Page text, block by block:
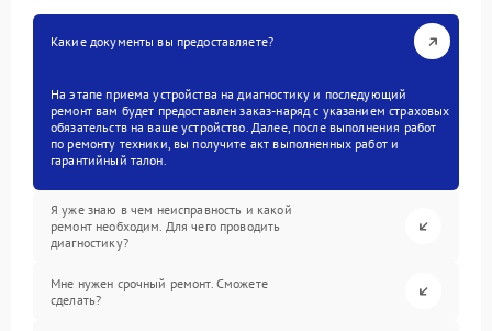
Какие документы вы предоставляете?
На этапе приема устройства на диагностику и последующий
ремонт вам будет предоставлен заказ-наряд с указанием страховых
обязательств на ваше устройство. Далее, после выполнения работ
по ремонту техники, вы получите акт выполненных работ и
гарантийный талон.
Я уже знаю в чем неисправность и какой
ремонт необходим. Для чего проводить
диагностику?
Мне нужен срочный ремонт. Сможете
сделать?